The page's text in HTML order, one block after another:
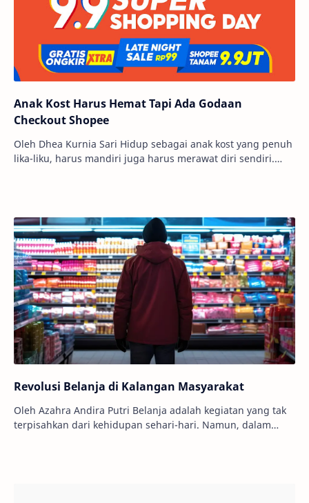
Anak Kost Harus Hemat Tapi Ada Godaan
Checkout Shopee
Oleh Dhea Kurnia Sari Hidup sebagai anak kost yang penuh
lika-liku, harus mandiri juga harus merawat diri sendiri.
Revolusi Belanja di Kalangan Masyarakat
Oleh Azahra Andira Putri Belanja adalah kegiatan yang tak
terpisahkan dari kehidupan sehari-hari. Namun, dalam